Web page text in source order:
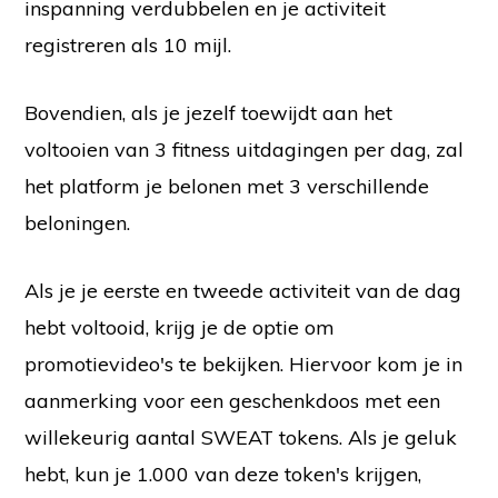
inspanning verdubbelen en je activiteit
registreren als 10 mijl.
Bovendien, als je jezelf toewijdt aan het
voltooien van 3 fitness uitdagingen per dag, zal
het platform je belonen met 3 verschillende
beloningen.
Als je je eerste en tweede activiteit van de dag
hebt voltooid, krijg je de optie om
promotievideo's te bekijken. Hiervoor kom je in
aanmerking voor een geschenkdoos met een
willekeurig aantal SWEAT tokens. Als je geluk
hebt, kun je 1.000 van deze token's krijgen,